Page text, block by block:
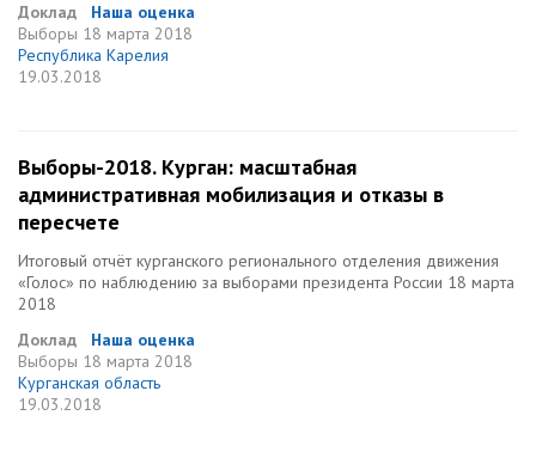
Доклад
Наша оценка
Выборы 18 марта 2018
Республика Карелия
19.03.2018
Выборы-2018. Курган: масштабная
административная мобилизация и отказы в
пересчете
Итоговый отчёт курганского регионального отделения движения
«Голос» по наблюдению за выборами президента России 18 марта
2018
Доклад
Наша оценка
Выборы 18 марта 2018
Курганская область
19.03.2018